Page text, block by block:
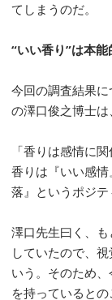
てしまうのだ。
“いい香り”は本
今回の調査結果
の澤口俊之博士は
「香りは感情に
香りは『いい感
落』というポジテ
澤口先生曰く、
していたので、
いう。そのため
を持っていると